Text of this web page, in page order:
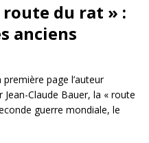
route du rat » :
anciens
page l’auteur
Claude Bauer, la « route
guerre mondiale, le